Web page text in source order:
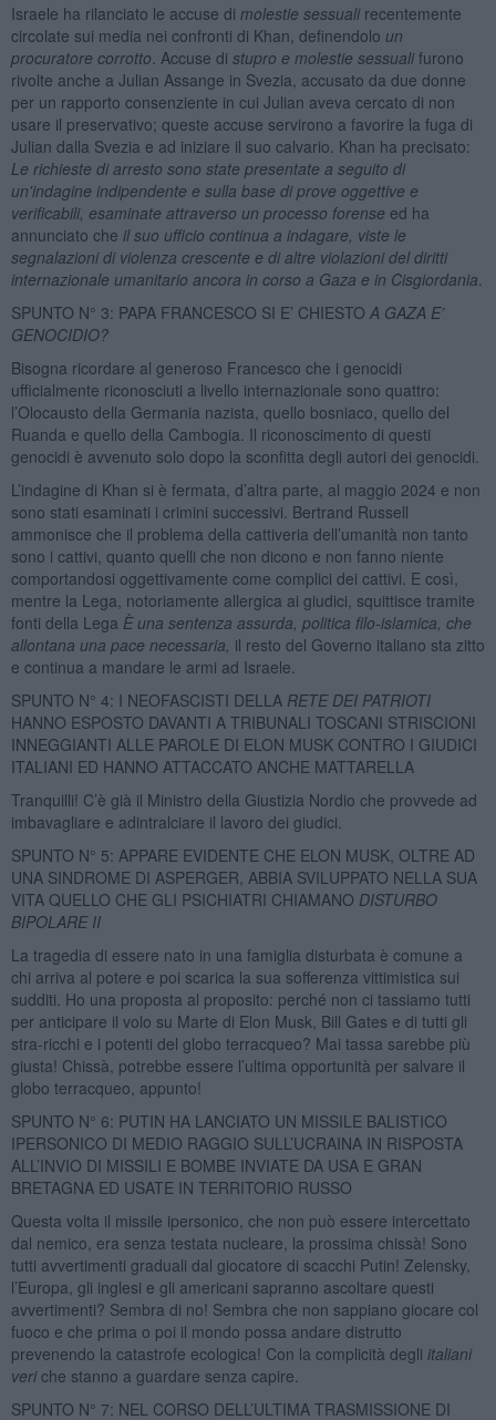
Israele ha rilanciato le accuse di molestie sessualirecentemente
circolate sui media nei confronti di Khan, definendolo un
procuratore corrotto . Accuse di stupro e molestie sessualifurono
rivolte anche a Julian Assange in Svezia, accusato da due donne
per un rapporto consenziente in cui Julian aveva cercato di non
usare il preservativo; queste accuse servirono a favorire la fuga di
Julian dalla Svezia e ad iniziare il suo calvario. Khan ha precisato:
Le richieste di arresto sono state presentate a seguito di
un'indagine indipendente e sulla base di prove oggettive e
verificabili, esaminate attraverso un processo forense ed ha
annunciato che il suo ufficio continua a indagare, viste le
segnalazioni di violenza crescente e di altre violazioni del diritti
internazionale umanitario ancora in corso a Gaza e in Cisgiordania
SPUNTO N° 3: PAPA FRANCESCO SI E’ CHIESTO A GAZA E’
GENOCIDIO?
Bisogna ricordare al generoso Francesco che i genocidi
ufficialmente riconosciuti a livello internazionale sono quattro:
l’Olocausto della Germania nazista, quello bosniaco, quello del
Ruanda e quello della Cambogia. Il riconoscimento di questi
genocidi è avvenuto solo dopo la sconfitta degli autori dei genocidi.
L’indagine di Khan si è fermata, d’altra parte, al maggio 2024 e non
sono stati esaminati i crimini successivi. Bertrand Russell
ammonisce che il problema della cattiveria dell’umanità non tanto
sono i cattivi, quanto quelli che non dicono e non fanno niente
comportandosi oggettivamente come complici dei cattivi. E così,
mentre la Lega, notoriamente allergica ai giudici, squittisce tramite
fonti della Lega È una sentenza assurda, politica filo-islamica, che
allontana una pace necessaria, il resto del Governo italiano sta zitto
e continua a mandare le armi ad Israele.
SPUNTO N° 4: I NEOFASCISTI DELLA RETE DEI PATRIOTI
HANNO ESPOSTO DAVANTI A TRIBUNALI TOSCANI STRISCIONI
INNEGGIANTI ALLE PAROLE DI ELON MUSK CONTRO I GIUDICI
ITALIANI ED HANNO ATTACCATO ANCHE MATTARELLA
Tranquilli! C’è già il Ministro della Giustizia Nordio che provvede ad
imbavagliare e adintralciare il lavoro dei giudici.
SPUNTO N° 5: APPARE EVIDENTE CHE ELON MUSK, OLTRE AD
UNA SINDROME DI ASPERGER, ABBIA SVILUPPATO NELLA SUA
VITA QUELLO CHE GLI PSICHIATRI CHIAMANO DISTURBO
BIPOLARE II
La tragedia di essere nato in una famiglia disturbata è comune a
chi arriva al potere e poi scarica la sua sofferenza vittimistica sui
sudditi. Ho una proposta al proposito: perché non ci tassiamo tutti
per anticipare il volo su Marte di Elon Musk, Bill Gates e di tutti gli
stra-ricchi e i potenti del globo terracqueo? Mai tassa sarebbe più
giusta! Chissà, potrebbe essere l’ultima opportunità per salvare il
globo terracqueo, appunto!
SPUNTO N° 6: PUTIN HA LANCIATO UN MISSILE BALISTICO
IPERSONICO DI MEDIO RAGGIO SULL’UCRAINA IN RISPOSTA
ALL’INVIO DI MISSILI E BOMBE INVIATE DA USA E GRAN
BRETAGNA ED USATE IN TERRITORIO RUSSO
Questa volta il missile ipersonico, che non può essere intercettato
dal nemico, era senza testata nucleare, la prossima chissà! Sono
tutti avvertimenti graduali dal giocatore di scacchi Putin! Zelensky,
l’Europa, gli inglesi e gli americani sapranno ascoltare questi
avvertimenti? Sembra di no! Sembra che non sappiano giocare col
fuoco e che prima o poi il mondo possa andare distrutto
prevenendo la catastrofe ecologica! Con la complicità degli italiani
veriche stanno a guardare senza capire.
SPUNTO N° 7: NEL CORSO DELL’ULTIMA TRASMISSIONE DI